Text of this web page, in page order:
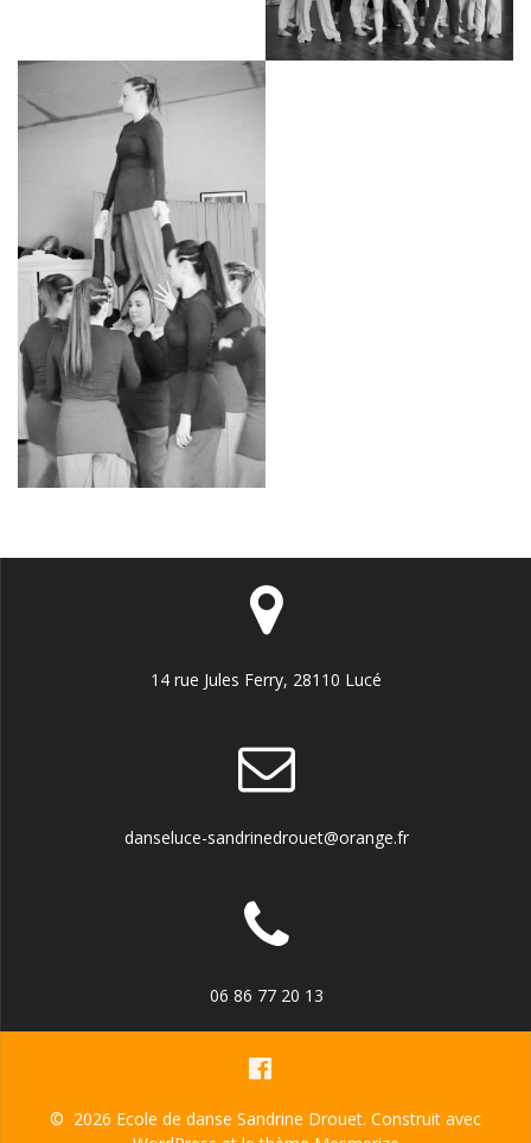
14 rue Jules Ferry, 28110 Lucé
danseluce-sandrinedrouet@orange.fr
06 86 77 20 13
© 2026 Ecole de danse Sandrine Drouet. Construit avec